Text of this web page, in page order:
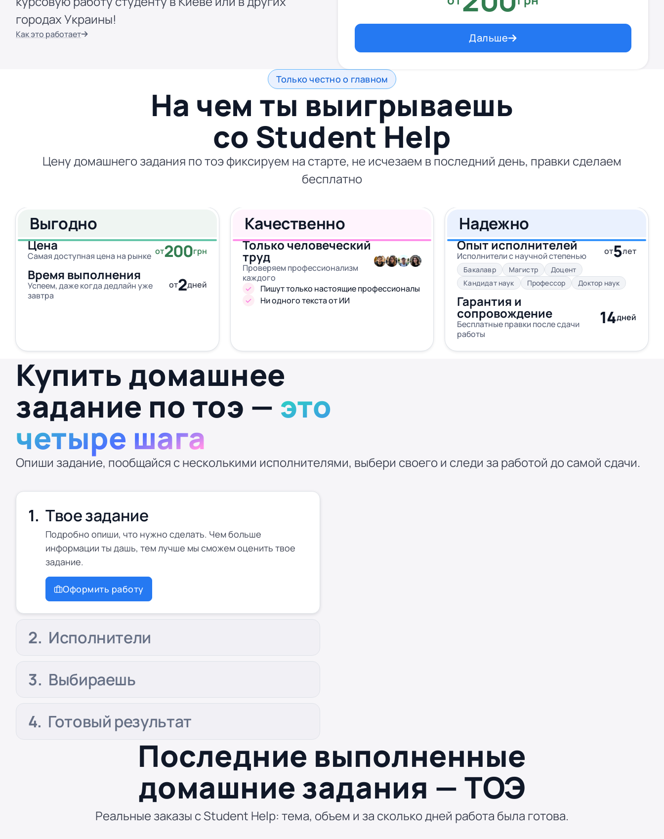
городах Украины!
Как это работает Дальше
Только честно о главном
На чем ты выигрываешь
со Student Help
Цену домашнего задания по тоэ фиксируем на старте, не исчезаем в последний день, правки сделаем
бесплатно
Выгодно
Цена
Самая доступная цена на рынке от200грн
Время выполнения
Успеем, даже когда дедлайн уже
завтра
от2дней
Качественно
Только человеческий
труд
Проверяем профессионализм
каждого
Пишут только настоящие профессионалы
Ни одного текста от ИИ
Надежно
Опыт исполнителей
Исполнители с научной степенью от5лет
Бакалавр Магистр
Доцент
Кандидат наук
Профессор Доктор наук
Гарантия и
сопровождение
Бесплатные правки после сдачи
работы
14дней
Купить домашнее
задание по тоэ — это
четыре шага
Опиши задание, пообщайся с несколькими исполнителями, выбери своего и следи за работой до самой сдачи.
Твое задание
Подробно опиши, что нужно сделать. Чем больше
информации ты дашь, тем лучше мы сможем оценить твое
задание.
Оформить работу
Исполнители
Выбираешь
Готовый результат
Последние выполненные
домашние задания — ТОЭ
Реальные заказы с Student Help: тема, объем и за сколько дней работа была готова.